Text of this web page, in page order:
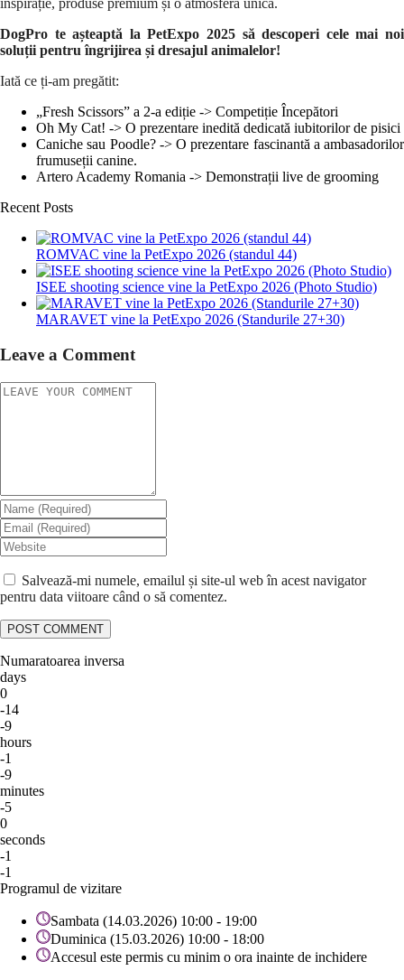
inspirație, produse premium și o atmosferă unică.
DogPro te așteaptă la PetExpo 2025 să descoperi cele mai noi
soluții pentru îngrijirea și dresajul animalelor!
Iată ce ți-am pregătit:
„Fresh Scissors” a 2-a ediție -> Competiție Începători
Oh My Cat! -> O prezentare inedită dedicată iubitorilor de pisici
Caniche sau Poodle? -> O prezentare fascinantă a ambasadorilor
frumuseții canine.
Artero Academy Romania -> Demonstrații live de grooming
Recent Posts
ROMVAC vine la PetExpo 2026 (standul 44)
ISEE shooting science vine la PetExpo 2026 (Photo Studio)
MARAVET vine la PetExpo 2026 (Standurile 27+30)
Leave a Comment
Salvează-mi numele, emailul și site-ul web în acest navigator
pentru data viitoare când o să comentez.
Numaratoarea inversa
days
0
-14
-9
hours
-1
-9
minutes
-5
0
seconds
-1
-1
Programul de vizitare
Sambata (14.03.2026) 10:00 - 19:00
Duminica (15.03.2026) 10:00 - 18:00
Accesul este permis cu minim o ora inainte de inchidere